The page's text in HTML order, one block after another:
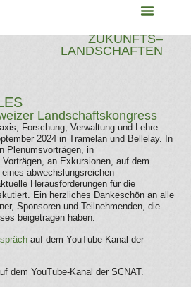
AU DÉFI DE LA
ZUKUNFTS–
LANDSCHAFTEN
Landschaftskongress
Forschung, Verwaltung und Lehre
2024 in Tramelan und Bellelay. In
Plenumsvorträgen, in
an Exkursionen, auf dem
abwechslungsreichen
Herausforderungen für die
Ein herzliches Dankeschön an alle
Sponsoren und Teilnehmenden, die
beigetragen haben.
auf dem YouTube-Kanal der
dem YouTube-Kanal der SCNAT.